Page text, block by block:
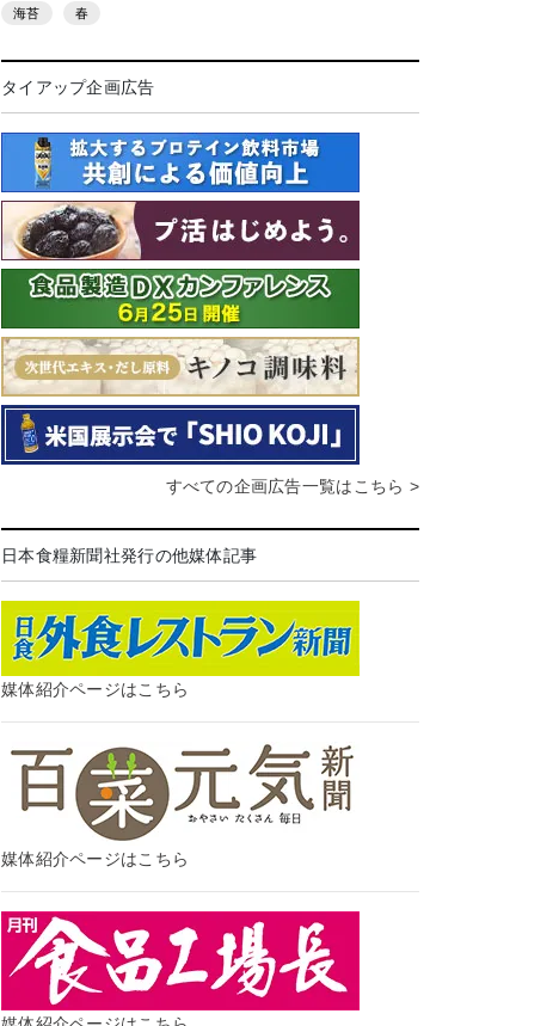
海苔 春
タイアップ企画広告
すべての企画広告一覧はこちら >
日本食糧新聞社発行の他媒体記事
媒体紹介ページはこちら
媒体紹介ページはこちら